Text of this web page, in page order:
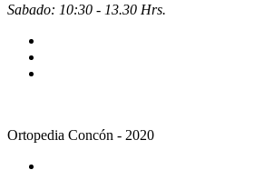
Sabado: 10:30 - 13.30 Hrs.
Ortopedia Concón - 2020